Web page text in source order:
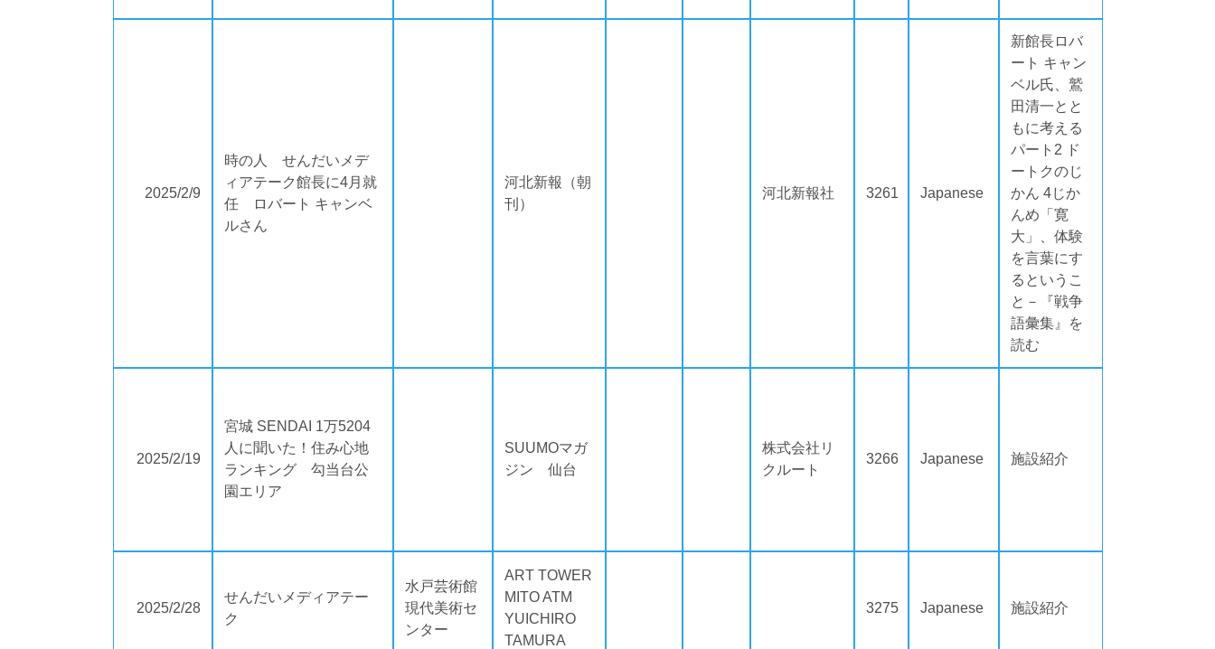
2025/2/9
時の人 せんだいメデ
ィアテーク館長に4月就
任 ロバート キャンベ
ルさん
河北新報（朝
刊）
河北新報社 3261 Japanese
新館長ロバ
ート キャン
ベル氏、鷲
田清一とと
もに考える
パート2 ド
ートクのじ
かん 4じか
んめ「寛
大」、体験
を言葉にす
るというこ
と－『戦争
語彙集』を
読む
2025/2/19
宮城 SENDAI 1万5204
人に聞いた！住み心地
ランキング 勾当台公
園エリア
SUUMOマガ
ジン 仙台
株式会社リ
クルート
3266 Japanese 施設紹介
2025/2/28
せんだいメディアテー
ク
水戸芸術館
現代美術セ
ンター
ART TOWER
MITO ATM
YUICHIRO
TAMURA
3275 Japanese 施設紹介